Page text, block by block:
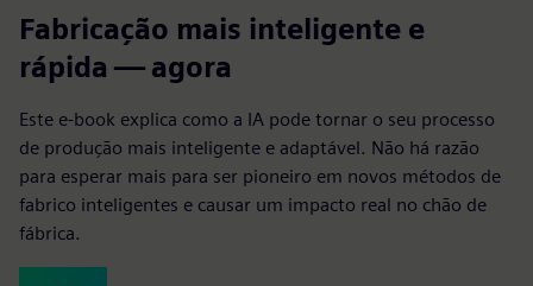
Fabricação mais inteligente e
rápida — agora
Este e-book explica como a IA pode tornar o seu processo
de produção mais inteligente e adaptável. Não há razão
para esperar mais para ser pioneiro em novos métodos de
fabrico inteligentes e causar um impacto real no chão de
fábrica.